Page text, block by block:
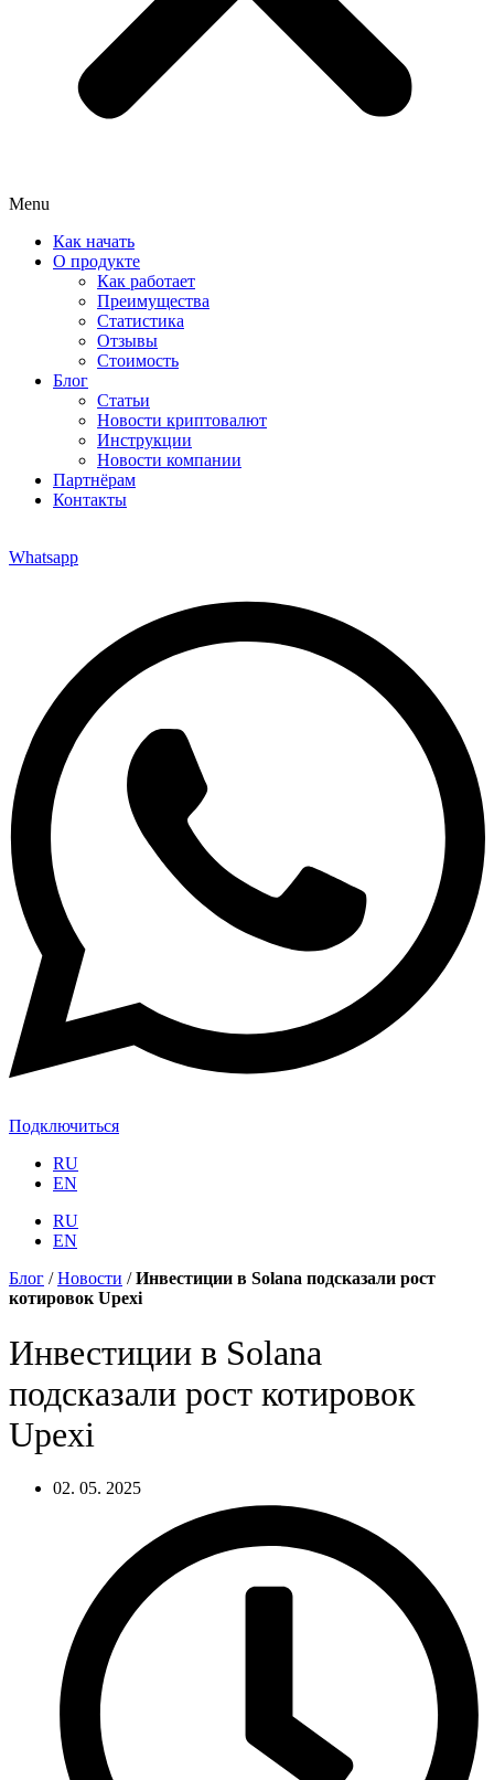
Menu
Как начать
О продукте
Как работает
Преимущества
Статистика
Отзывы
Стоимость
Блог
Статьи
Новости криптовалют
Инструкции
Новости компании
Партнёрам
Контакты
Whatsapp
Подключиться
RU
EN
RU
EN
Блог /Новости /Инвестиции в Solana подсказали рост
котировок Upexi
Инвестиции в Solana
подсказали рост котировок
Upexi
02. 05. 2025